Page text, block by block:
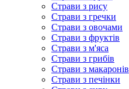
Страви з рису
Страви з гречки
Страви з овочами
Страви з фруктів
Страви з м'яса
Страви з грибів
Страви з макаронів
Страви з печінки